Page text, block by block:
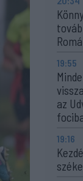
19:55
az
19:16